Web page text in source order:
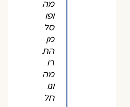
מה
ופו
סל
מן
הת
רו
מה
ונו
חל